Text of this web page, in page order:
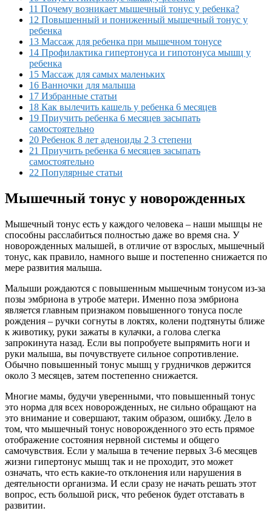
11 Почему возникает мышечный тонус у ребенка?
12 Повышенный и пониженный мышечный тонус у
ребенка
13 Массаж для ребенка при мышечном тонусе
14 Профилактика гипертонуса и гипотонуса мышц у
ребенка
15 Массаж для самых маленьких
16 Ванночки для малыша
17 Избранные статьи
18 Как вылечить кашель у ребенка 6 месяцев
19 Приучить ребенка 6 месяцев засыпать
самостоятельно
20 Ребенок 8 лет аденоиды 2 3 степени
21 Приучить ребенка 6 месяцев засыпать
самостоятельно
22 Популярные статьи
Мышечный тонус у новорожденных
Мышечный тонус есть у каждого человека – наши мышцы не
способны расслабиться полностью даже во время сна. У
новорожденных малышей, в отличие от взрослых, мышечный
тонус, как правило, намного выше и постепенно снижается по
мере развития малыша.
Малыши рождаются с повышенным мышечным тонусом из-за
позы эмбриона в утробе матери. Именно поза эмбриона
является главным признаком повышенного тонуса после
рождения – ручки согнуты в локтях, колени подтянуты ближе
к животику, руки зажаты в кулачки, а голова слегка
запрокинута назад. Если вы попробуете выпрямить ноги и
руки малыша, вы почувствуете сильное сопротивление.
Обычно повышенный тонус мышц у грудничков держится
около 3 месяцев, затем постепенно снижается.
Многие мамы, будучи уверенными, что повышенный тонус
это норма для всех новорожденных, не сильно обращают на
это внимание и совершают, таким образом, ошибку. Дело в
том, что мышечный тонус новорожденного это есть прямое
отображение состояния нервной системы и общего
самочувствия. Если у малыша в течение первых 3-6 месяцев
жизни гипертонус мышц так и не проходит, это может
означать, что есть какие-то отклонения или нарушения в
деятельности организма. И если сразу не начать решать этот
вопрос, есть большой риск, что ребенок будет отставать в
развитии.